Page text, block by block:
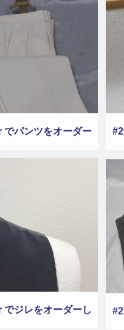
パンツをオーダー
ジレをオーダーし